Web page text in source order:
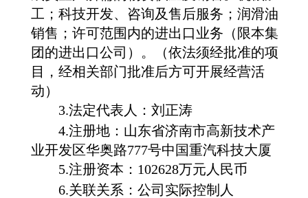
工；科技开发、咨询及售后服务；润滑油
销售；许可范围内的进出口业务（限本集
团的进出口公司）。（依法须经批准的项
目，经相关部门批准后方可开展经营活
动）
3.法定代表人：刘正涛
4.注册地：山东省济南市高新技术产
业开发区华奥路777号中国重汽科技大厦
5.注册资本：102628万元人民币
6.关联关系：公司实际控制人